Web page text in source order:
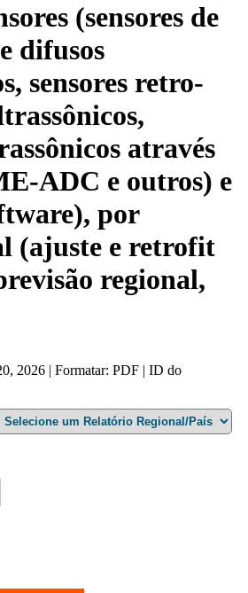
(sensores de
difusos
sensores retro-
através
ADC e outros) e
por
(ajuste e retrofit
regional,
2026 | Formatar: PDF | ID do